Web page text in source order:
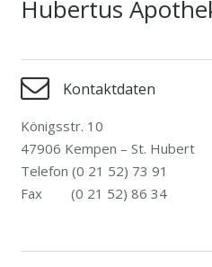
Hubertus
Kontaktdaten
Königsstr. 10
47906 Kempen – St. Hubert
Telefon (0 21 52) 73 91
Fax (0 21 52) 86 34